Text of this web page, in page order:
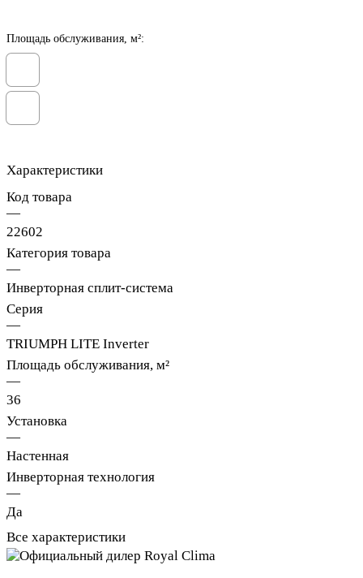
Площадь обслуживания, м²:
Характеристики
Код товара
—
22602
Категория товара
—
Инверторная сплит-система
Серия
—
TRIUMPH LITE Inverter
Площадь обслуживания, м²
—
36
Установка
—
Настенная
Инверторная технология
—
Да
Все характеристики